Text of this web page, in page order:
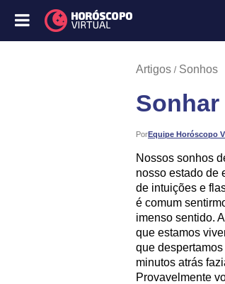
Artigos Sonhos
PorEquipe Horóscopo
Publicado:
Nossos sonhos
nosso estado de
de intuições e
é comum
imenso sentido.
que estamos
que
minutos atrás
Provavelmente